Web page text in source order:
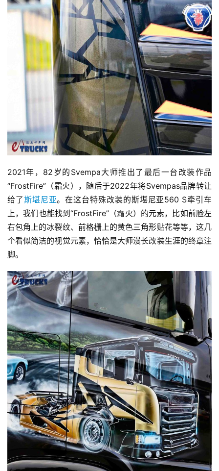
2021年，82岁的Svempa大师推出了最后一台改装作品
“FrostFire”（霜火），随后于2022年将Svempas品牌转让
给了斯堪尼亚。在这台特殊改装的斯堪尼亚560 S牵引车
上，我们也能找到“FrostFire”（霜火）的元素，比如前脸左
右包角上的冰裂纹、前格栅上的黄色三角形贴花等等，这几
个看似简洁的视觉元素，恰恰是大师漫长改装生涯的终章注
脚。